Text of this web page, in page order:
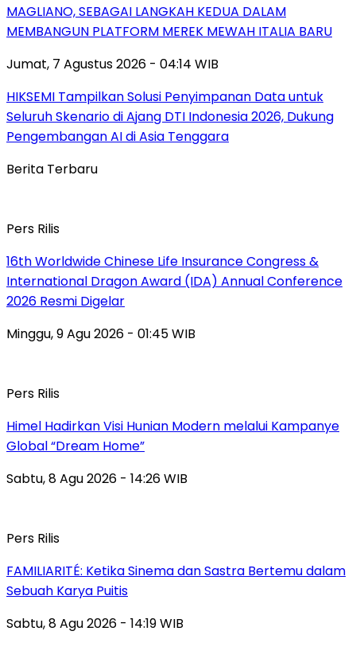
MAGLIANO, SEBAGAI LANGKAH KEDUA DALAM
MEMBANGUN PLATFORM MEREK MEWAH ITALIA BARU
Jumat, 7 Agustus 2026 - 04:14 WIB
HIKSEMI Tampilkan Solusi Penyimpanan Data untuk
Seluruh Skenario di Ajang DTI Indonesia 2026, Dukung
Pengembangan AI di Asia Tenggara
Berita Terbaru
Pers Rilis
16th Worldwide Chinese Life Insurance Congress &
International Dragon Award (IDA) Annual Conference
2026 Resmi Digelar
Minggu, 9 Agu 2026 - 01:45 WIB
Pers Rilis
Himel Hadirkan Visi Hunian Modern melalui Kampanye
Global “Dream Home”
Sabtu, 8 Agu 2026 - 14:26 WIB
Pers Rilis
FAMILIARITÉ: Ketika Sinema dan Sastra Bertemu dalam
Sebuah Karya Puitis
Sabtu, 8 Agu 2026 - 14:19 WIB